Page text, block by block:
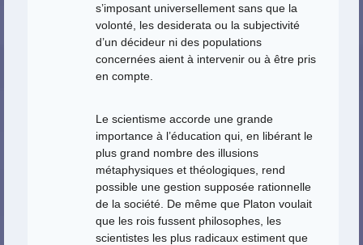
s’imposant universellement sans que la
volonté, les desiderata ou la subjectivité
d’un décideur ni des populations
concernées aient à intervenir ou à être pris
en compte.
Le scientisme accorde une grande
importance à l’éducation qui, en libérant le
plus grand nombre des illusions
métaphysiques et théologiques, rend
possible une gestion supposée rationnelle
de la société. De même que Platon voulait
que les rois fussent philosophes, les
scientistes les plus radicaux estiment que